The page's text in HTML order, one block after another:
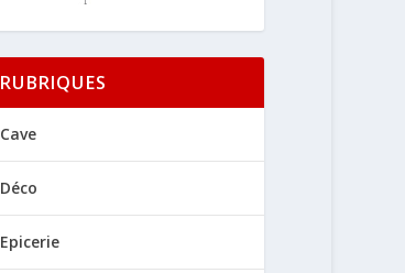
RUBRIQUES
Cave
Déco
Epicerie